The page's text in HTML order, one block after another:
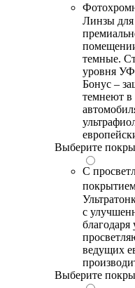
Линзы для
темные.
уровня
Бонус –
темнеют в
Выберите
С
с
ведущих
Выберите